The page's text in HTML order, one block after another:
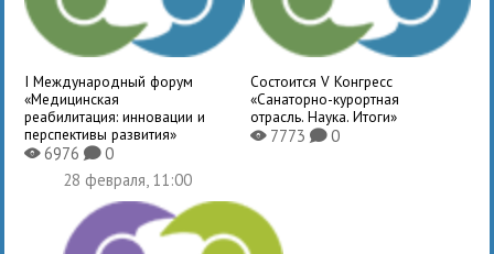
I Международный форум
«Медицинская
реабилитация: инновации и
перспективы развития»
X6976K0
Состоится V Конгресс
«Санаторно-курортная
отрасль. Наука. Итоги»
X7773 K0
28 февраля, 11:00